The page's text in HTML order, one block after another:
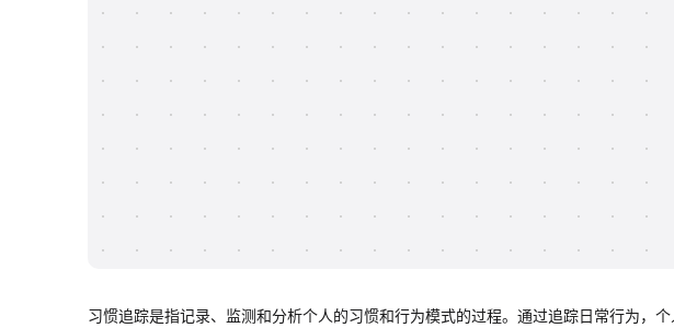
习惯追踪是指记录、监测和分析个人的习惯和行为模式的过程。通过追踪日常行为，